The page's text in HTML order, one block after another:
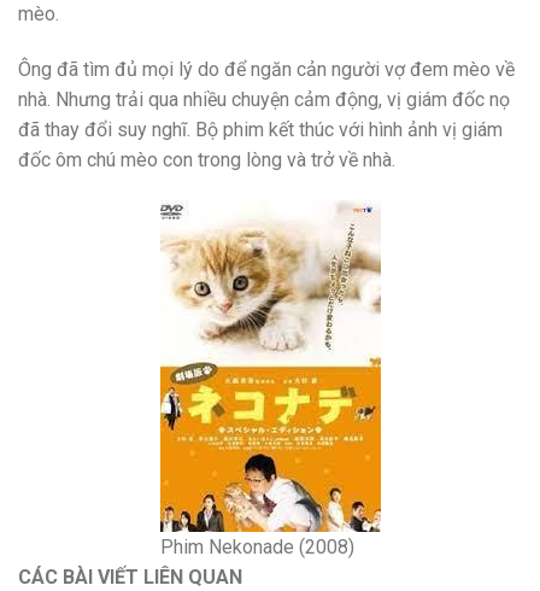
mèo.
Ông đã tìm đủ mọi lý do để ngăn cản người vợ đem mèo về
nhà. Nhưng trải qua nhiều chuyện cảm động, vị giám đốc nọ
đã thay đổi suy nghĩ. Bộ phim kết thúc với hình ảnh vị giám
đốc ôm chú mèo con trong lòng và trở về nhà.
Phim Nekonade (2008)
CÁC BÀI VIẾT LIÊN QUAN